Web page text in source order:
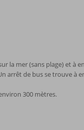
la mer (sans plage) et à
arrêt de bus se trouve à
300 mètres.